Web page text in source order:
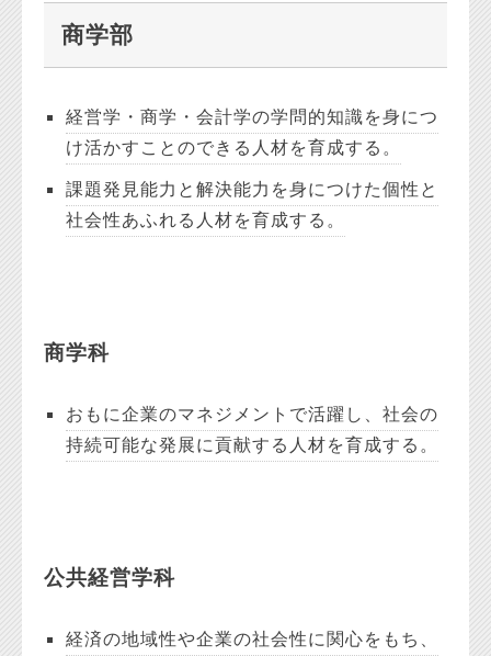
商学部
経営学・商学・会計学の学問的知識を身につ
け活かすことのできる人材を育成する。
課題発見能力と解決能力を身につけた個性と
社会性あふれる人材を育成する。
商学科
おもに企業のマネジメントで活躍し、社会の
持続可能な発展に貢献する人材を育成する。
公共経営学科
経済の地域性や企業の社会性に関心をもち、